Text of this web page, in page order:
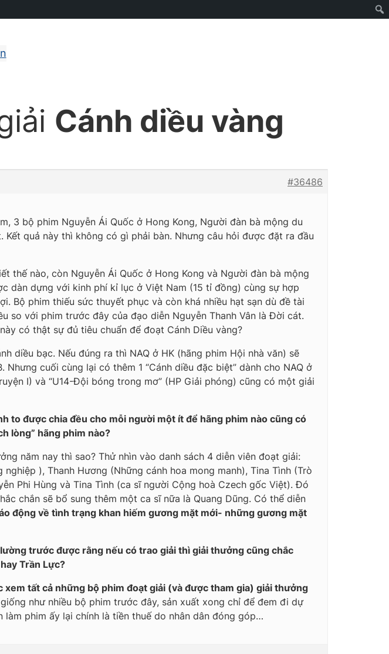
Cánh diều vàng
#36486
3 bộ phim Nguyễn Ái Quốc ở Hong Kong, Người đàn bà mộng du
quả này thì không có gì phải bàn. Nhưng câu hỏi được đặt ra đầu
thế nào, còn Nguyễn Ái Quốc ở Hong Kong và Người đàn bà mộng
dàn dựng với kinh phí kỉ lục ở Việt Nam (15 tỉ đồng) cùng sự hợp
Bộ phim thiếu sức thuyết phục và còn khá nhiều hạt sạn dù đề tài
so với phim trước đây của đạo diễn Nguyễn Thanh Vân làĐời cát.
có thật sự đủ tiêu chuẩn để đoạt Cánh Diều vàng?
diều bạc. Nếu đúng ra thì NAQ ở HK (hãng phim Hội nhà văn) sẽ
cuối cùng lại có thêm 1 “Cánh diều đặc biệt” dành cho NAQ ở
I) và “U14-Đội bóng trong mơ” (HP Giải phóng) cũng có một giải
to được chia đều cho mỗi người một ít để hãng phim nào cũng có
lòng” hãng phim nào?
năm nay thì sao? Thử nhìn vào danh sách 4 diễn viên đoạt giải:
), Thanh Hương (Những cánh hoa mong manh), Tina Tình (Trò
Phi Hùng và Tina Tình (ca sĩ người Cộng hoà Czech gốc Việt). Đó
chắn sẽ bổ sung thêm một ca sĩ nữa là Quang Dũng. Có thể diễn
động về tình trạng khan hiếm gương mặt mới- những gương mặt
lường trước được rằng nếu có trao giải thì giải thưởng cũng chắc
Trần Lực?
xem tất cả những bộ phim đoạt giải (và được tham gia) giải thưởng
như nhiều bộ phim trước đây, sản xuất xong chỉ để đem đi dự
phim ấy lại chính là tiền thuế do nhân dân đóng góp…